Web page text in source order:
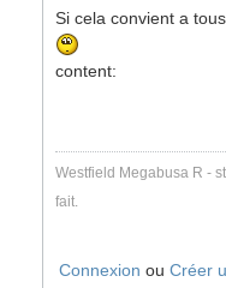
Si cela convient a tous
content:
Westfield Megabusa R -
fait.
Connexion ou Créer